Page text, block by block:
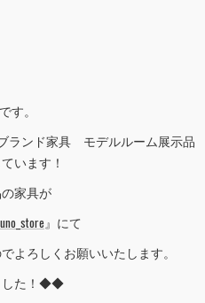
す。
ランド家具 モデルルーム展示品
います！
家具が
』にて
よろしくお願いいたします。
した！◆◆